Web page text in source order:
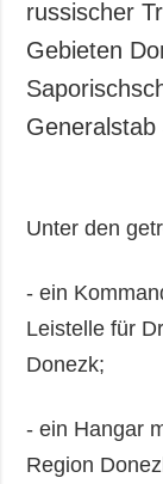
russischer
Gebieten
Unter den
- ein
Leistelle für
Donezk;
- ein Hangar
Region